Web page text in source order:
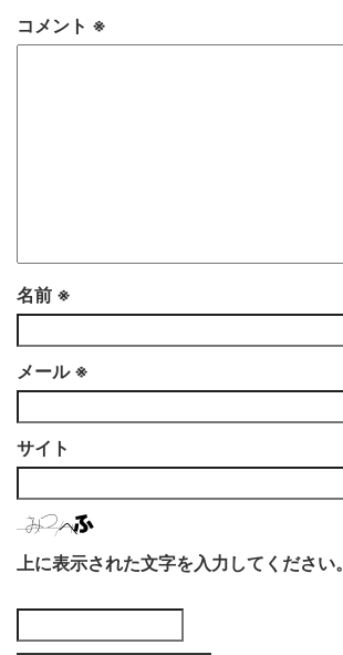
コメント ※
名前 ※
メール ※
サイト
上に表示された文字を入力してください。